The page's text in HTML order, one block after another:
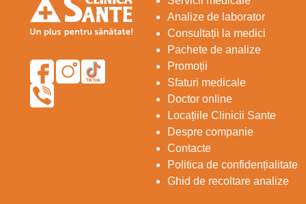
Analize de laborator
Consultații la medici
Pachete de analize
Promoții
Sfaturi medicale
Doctor online
Locațiile Clinicii Sante
Despre companie
Contacte
Politica de confidențialitate
Ghid de recoltare analize